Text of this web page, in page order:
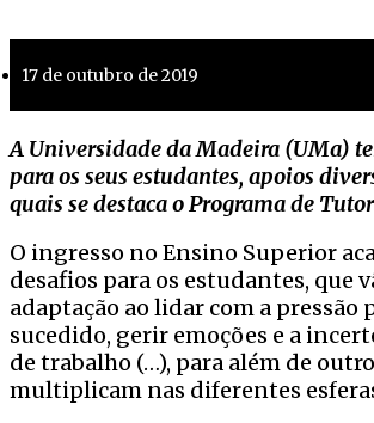
17 de outubro de 2019
A Universidade da Madeira (UMa)
para os seus estudantes, apoios
quais se destaca o Programa de
O ingresso no Ensino Superior
desafios para os estudantes, que
adaptação ao lidar com a pressão
sucedido, gerir emoções e a
de trabalho (…), para além de
multiplicam nas diferentes